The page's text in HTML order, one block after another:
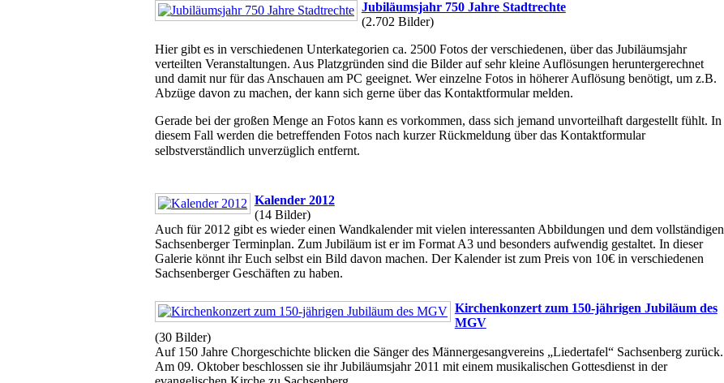
Jubiläumsjahr 750 Jahre Stadtrechte
(2.702 Bilder)
Hier gibt es in verschiedenen Unterkategorien ca. 2500 Fotos der verschiedenen, über das Jubiläumsjahr
verteilten Veranstaltungen. Aus Platzgründen sind die Bilder auf sehr kleine Auflösungen heruntergerechnet
und damit nur für das Anschauen am PC geeignet. Wer einzelne Fotos in höherer Auflösung benötigt, um z.B.
Abzüge davon zu machen, der kann sich gerne über das Kontaktformular melden.
Gerade bei der großen Menge an Fotos kann es vorkommen, dass sich jemand unvorteilhaft dargestellt fühlt. In
diesem Fall werden die betreffenden Fotos nach kurzer Rückmeldung über das Kontaktformular
selbstverständlich unverzüglich entfernt.
Kalender 2012
(14 Bilder)
Auch für 2012 gibt es wieder einen Wandkalender mit vielen interessanten Abbildungen und dem vollständigen
Sachsenberger Terminplan. Zum Jubiläum ist er im Format A3 und besonders aufwendig gestaltet. In dieser
Galerie könnt ihr Euch selbst ein Bild davon machen. Der Kalender ist zum Preis von 10€ in verschiedenen
Sachsenberger Geschäften zu haben.
Kirchenkonzert zum 150-jährigen Jubiläum des
MGV
(30 Bilder)
Auf 150 Jahre Chorgeschichte blicken die Sänger des Männergesangvereins „Liedertafel“ Sachsenberg zurück.
Am 09. Oktober beschlossen sie ihr Jubiläumsjahr 2011 mit einem musikalischen Gottesdienst in der